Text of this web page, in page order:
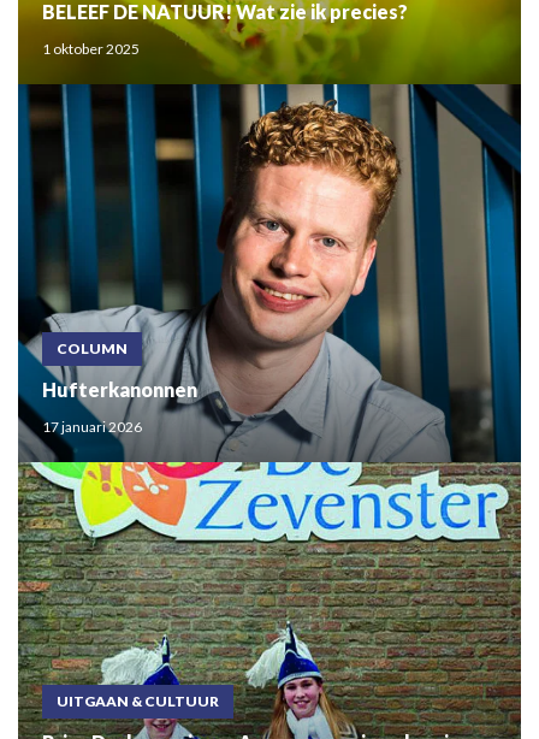
BELEEF DE NATUUR! Wat zie ik precies?
1 oktober 2025
COLUMN
Hufterkanonnen
17 januari 2026
UITGAAN & CULTUUR